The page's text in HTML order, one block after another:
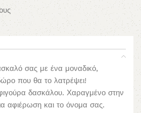
σας με ένα μοναδικό,
που θα το λατρέψει!
δασκάλου. Χαραγμένο στην
αφιέρωση και το όνομα σας.